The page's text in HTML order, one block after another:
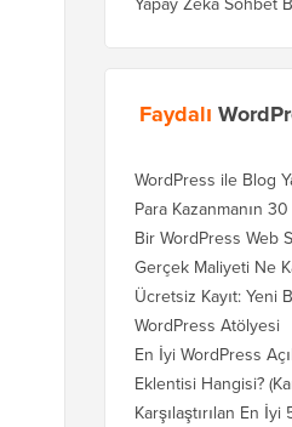
Faydalı
WordPress ile Blog
Para Kazanmanın 30
Bir WordPress Web
Gerçek Maliyeti Ne
Ücretsiz Kayıt: Yeni
WordPress Atölyesi
En İyi WordPress
Eklentisi Hangisi?
Karşılaştırılan En